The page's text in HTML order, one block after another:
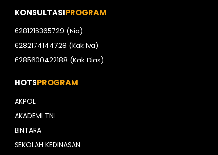
KONSULTASIPROGRAM
6281216365729 (Nia)
6282174144728 (Kak Iva)
6285600422188 (Kak Dias)
HOTSPROGRAM
AKPOL
AKADEMI TNI
BINTARA
SEKOLAH KEDINASAN